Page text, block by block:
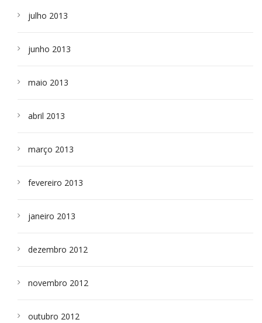
julho 2013
junho 2013
maio 2013
abril 2013
março 2013
fevereiro 2013
janeiro 2013
dezembro 2012
novembro 2012
outubro 2012